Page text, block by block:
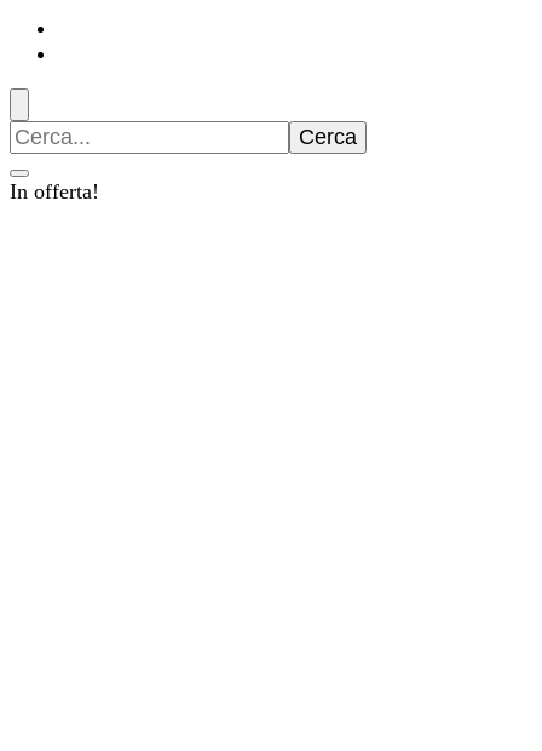
Ricerca
per:
In offerta!